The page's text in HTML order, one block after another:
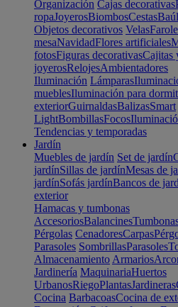
Organización Cajas decorativas
ropaJoyerosBiombosCestas
Objetos decorativos Velas
mesaNavidadFlores artificiales
fotosFiguras decorativasCajitas
joyerosRelojesAmbientadores
Iluminación Lámparas
mueblesIluminación para
exteriorGuirnaldasBalizasSmart
LightBombillasFocos
Tendencias y temporadas
Jardín
Muebles de jardín Set de jardín
jardínSillas de jardínMesas de
jardínSofás jardínBancos de
exterior
Hamacas y tumbonas
AccesoriosBalancines
Pérgolas CenadoresCarpas
Parasoles SombrillasParasoles
Almacenamiento Armarios
Jardinería MaquinariaHuertos
UrbanosRiegoPlantasJardineras
Cocina BarbacoasCocina de